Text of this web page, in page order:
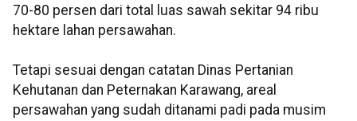
70-80 persen dari total luas sawah sekitar 94 ribu
hektare lahan persawahan.
Tetapi sesuai dengan catatan Dinas Pertanian
Kehutanan dan Peternakan Karawang, areal
persawahan yang sudah ditanami padi pada musim